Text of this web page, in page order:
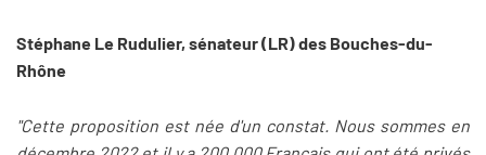
Stéphane Le Rudulier, sénateur (LR) des Bouches-du-
Rhône
"Cette proposition est née d'un constat. Nous sommes en